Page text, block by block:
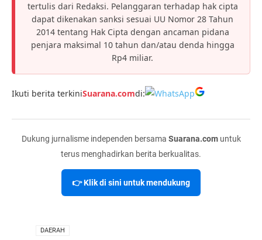
tertulis dari Redaksi. Pelanggaran terhadap hak cipta
dapat dikenakan sanksi sesuai UU Nomor 28 Tahun
2014 tentang Hak Cipta dengan ancaman pidana
penjara maksimal 10 tahun dan/atau denda hingga
Rp4 miliar.
Ikuti berita terkiniSuarana.comdi:
Dukung jurnalisme independen bersama Suarana.comuntuk
terus menghadirkan berita berkualitas.
👉 Klik di sini untuk mendukung
DAERAH